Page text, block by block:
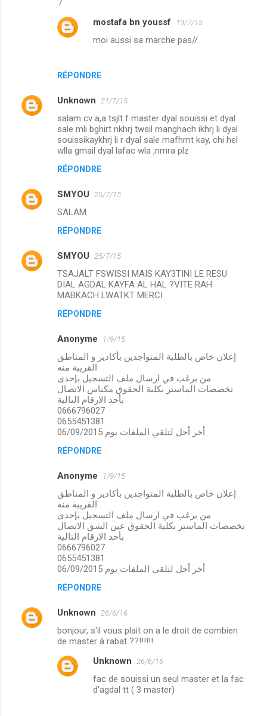
RÉPONDRE
mostafa bn youssf 19/7/15
moi aussi sa marche pas//
Unknown 21/7/15
salam cv a,a tsjlt f master dyal souissi et dyal
sale mli bghirt nkhrj twsil manghach ikhrj li dyal
souissikaykhrj li r dyal sale mafhmt kay, chi hel
wlla gmail dyal lafac wla ,nmra plz
RÉPONDRE
SMYOU 25/7/15
SALAM
RÉPONDRE
SMYOU 25/7/15
TSAJALT FSWISSI MAIS KAY3TINI LE RESU
DIAL AGDAL KAYFA AL HAL ?VITE RAH
MABKACH LWATKT MERCI
RÉPONDRE
Anonyme 1/9/15
إعلان خاص بالطلبة المتواجدين بأكادير و المناطق
القريبة منه
من يرغب في ارسال ملف التسجيل بإحدى
تخصصات الماستر بكلية الحقوق مكناس الاتصال
بأحد الارقام التالية
0666796027
0655451381
أخر أجل لتلقي الملفات يوم 06/09/2015
RÉPONDRE
Anonyme 1/9/15
إعلان خاص بالطلبة المتواجدين بأكادير و المناطق
القريبة منه
من يرغب في ارسال ملف التسجيل بإحدى
تخصصات الماستر بكلية الحقوق عين الشق الاتصال
بأحد الارقام التالية
0666796027
0655451381
أخر أجل لتلقي الملفات يوم 06/09/2015
RÉPONDRE
Unknown 26/6/16
bonjour, s'il vous plait on a le droit de combien
de master à rabat ??!!!!!!
Unknown 26/6/16
fac de souissi un seul master et la fac
d'agdal tt ( 3 master)